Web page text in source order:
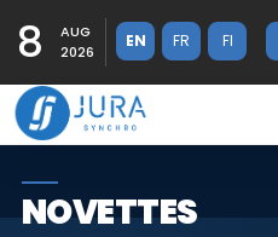
8
AUG
2026
EN FR FI
NOVETTES